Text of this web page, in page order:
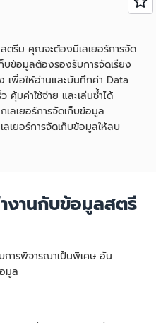
ตรีม คุณจะต้องมีเลเยอร์การจัด
บข้อมูลต้องรองรับการจัดเรียง
เพื่อให้อ่านและบันทึกค่า Data
คุ้มค่าใช้จ่าย และเล่นซ้ำได้
เลเยอร์การจัดเก็บข้อมูล
ยอร์การจัดเก็บข้อมูลให้ลบ
งานกับข้อมูลสตรี
ารพิจารณาเป็นพิเศษ อัน
มูล